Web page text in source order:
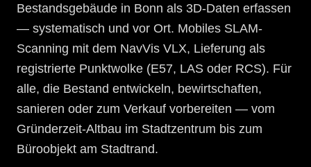
Bestandsgebäude in Bonn als 3D-Daten erfassen
— systematisch und vor Ort. Mobiles SLAM-
Scanning mit dem NavVis VLX, Lieferung als
registrierte Punktwolke (E57, LAS oder RCS). Für
alle, die Bestand entwickeln, bewirtschaften,
sanieren oder zum Verkauf vorbereiten — vom
Gründerzeit-Altbau im Stadtzentrum bis zum
Büroobjekt am Stadtrand.